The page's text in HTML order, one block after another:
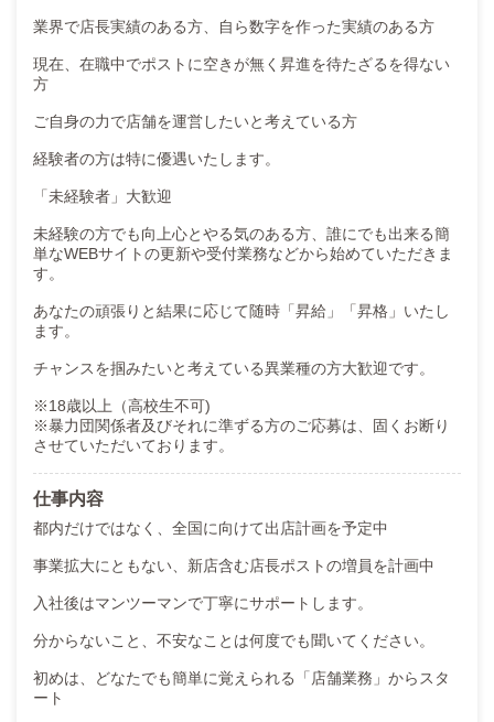
家族手当：0円
通勤手当：5,620円
総支給：4,412,495円
【基本待遇】
◎試用期間 最長3ヶ月（最短1ヶ月で正式採用/昇給）
◎日払い可能（1日5,000円）
◎毎日：大入り→1,000～3,000円／日
◎毎月：目標達成金→10,000～30,000円／月
◎店長インセンティブ：売上達成に応じた歩合給 月250万円以上実績あり
◎充実の福利厚生
◎有給休暇制度
◎夏期、年末年始、ＧＷ長期休暇可能
◎ドライバー：日給15,000円以上（カーナビ付社用車完備）
【在籍スタッフの年収モデル】
●正社員スタッフ：年収420万円以上
●主任：年収600万年以上
●次長：年収800万～2,400万円以上
業界で店長実績のある方、自ら数字を作った実績のある方
現在、在職中でポストに空きが無く昇進を待たざるを得ない
方
ご自身の力で店舗を運営したいと考えている方
経験者の方は特に優遇いたします。
「未経験者」大歓迎
未経験の方でも向上心とやる気のある方、誰にでも出来る簡
単なWEBサイトの更新や受付業務などから始めていただきま
す。
あなたの頑張りと結果に応じて随時「昇給」「昇格」いたし
ます。
チャンスを掴みたいと考えている異業種の方大歓迎です。
※18歳以上（高校生不可)
※暴力団関係者及びそれに準ずる方のご応募は、固くお断り
させていただいております。
仕事内容
都内だけではなく、全国に向けて出店計画を予定中
事業拡大にともない、新店含む店長ポストの増員を計画中
入社後はマンツーマンで丁寧にサポートします。
分からないこと、不安なことは何度でも聞いてください。
初めは、どなたでも簡単に覚えられる「店舗業務」からスタ
ート